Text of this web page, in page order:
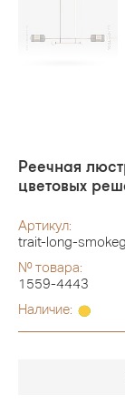
Реечная
цветовых
Артикул:
trait-long-
№ товара:
1559-4443
Наличие: